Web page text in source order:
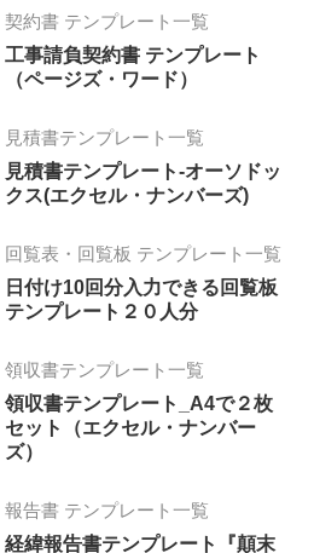
契約書 テンプレート一覧
工事請負契約書 テンプレート
（ページズ・ワード）
見積書テンプレート一覧
見積書テンプレート-オーソドッ
クス(エクセル・ナンバーズ)
回覧表・回覧板 テンプレート一覧
日付け10回分入力できる回覧板
テンプレート２０人分
領収書テンプレート一覧
領収書テンプレート_A4で２枚
セット（エクセル・ナンバー
ズ）
報告書 テンプレート一覧
経緯報告書テンプレート『顛末